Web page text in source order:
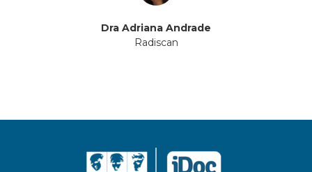
Dra Adriana Andrade
Radiscan